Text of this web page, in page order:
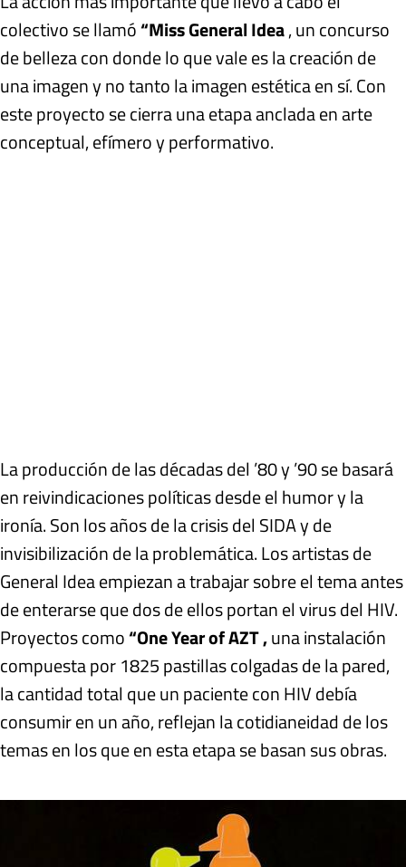
colectivo se llamó“Miss General Idea, un concurso
de belleza con donde lo que vale es la creación de
una imagen y no tanto la imagen estética en sí. Con
este proyecto se cierra una etapa anclada en arte
conceptual, efímero y performativo.
La producción de las décadas del ’80 y ’90 se basará
en reivindicaciones políticas desde el humor y la
ironía. Son los años de la crisis del SIDA y de
invisibilización de la problemática. Los artistas de
General Idea empiezan a trabajar sobre el tema antes
de enterarse que dos de ellos portan el virus del HIV.
Proyectos como“One Year of AZT ,una instalación
compuesta por 1825 pastillas colgadas de la pared,
la cantidad total que un paciente con HIV debía
consumir en un año, reflejan la cotidianeidad de los
temas en los que en esta etapa se basan sus obras.